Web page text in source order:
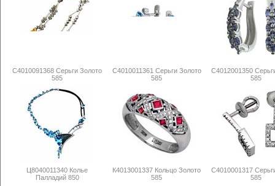
С4010091368 Серьги Золото
585
С4010011361 Серьги Золото
585
С4012001350
585
Ц8040011340 Колье
Палладий 850
К4013001337 Кольцо Золото
585
С4010001317
585